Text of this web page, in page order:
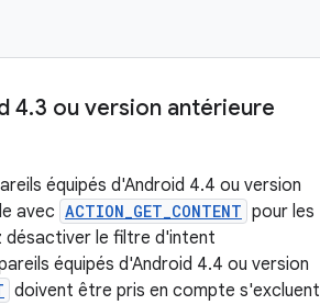
4.3 ou version antérieure
équipés d'Android 4.4 ou version
avec ACTION_GET_CONTENT pour les
désactiver le filtre d'intent
équipés d'Android 4.4 ou version
doivent être pris en compte s'excluent